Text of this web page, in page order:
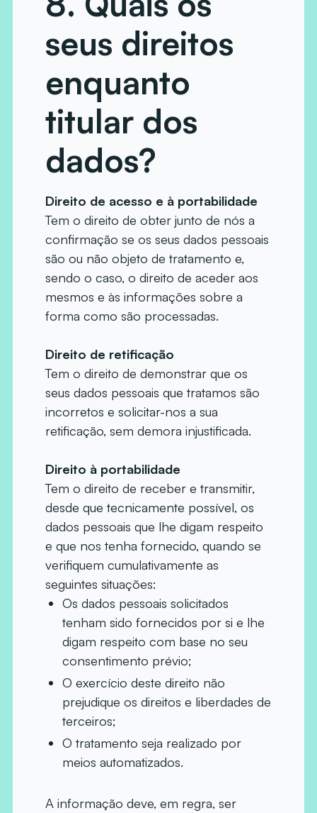
seus direitos
enquanto
titular dos
dados?
Direito de acesso e à portabilidade
Tem o direito de obter junto de nós a
confirmação se os seus dados pessoais
são ou não objeto de tratamento e,
sendo o caso, o direito de aceder aos
mesmos e às informações sobre a
forma como são processadas.
Direito de retificação
Tem o direito de demonstrar que os
seus dados pessoais que tratamos são
incorretos e solicitar-nos a sua
retificação, sem demora injustificada.
Direito à portabilidade
Tem o direito de receber e transmitir,
desde que tecnicamente possível, os
dados pessoais que lhe digam respeito
e que nos tenha fornecido, quando se
verifiquem cumulativamente as
seguintes situações:
Os dados pessoais solicitados
tenham sido fornecidos por si e lhe
digam respeito com base no seu
consentimento prévio;
O exercício deste direito não
prejudique os direitos e liberdades de
terceiros;
O tratamento seja realizado por
meios automatizados.
A informação deve, em regra, ser